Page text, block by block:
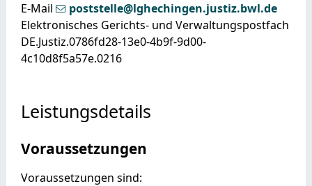
E-Mail
poststelle@lghechingen.justiz.bwl.de
Elektronisches Gerichts- und Verwaltungspostfach
DE.Justiz.0786fd28-13e0-4b9f-9d00-
4c10d8f5a57e.0216
Leistungsdetails
Voraussetzungen
Voraussetzungen sind: